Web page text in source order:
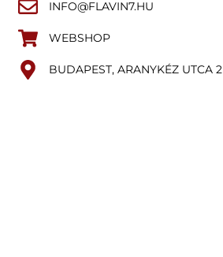
INFO@FLAVIN7.HU
WEBSHOP
BUDAPEST, ARANYKÉZ UTCA 2